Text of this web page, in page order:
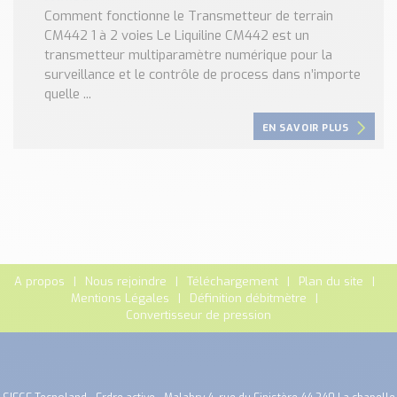
Comment fonctionne le Transmetteur de terrain
CM442 1 à 2 voies Le Liquiline CM442 est un
transmetteur multiparamètre numérique pour la
surveillance et le contrôle de process dans n’importe
quelle ...
EN SAVOIR PLUS
A propos Nous rejoindre Téléchargement
Plan du site
Mentions Légales
Définition débitmètre
Convertisseur de pression